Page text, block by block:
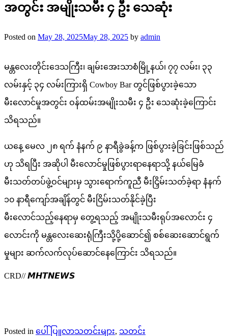
အတွင်း အမျိုးသမီး ၄ ဦး သေဆုံး
Posted on May 28, 2025May 28, 2025 by admin
မန္တလေးတိုင်းဒေသကြီး၊ ချမ်းအေးသာစံမြို့နယ်၊ ၇၇ လမ်း၊ ၃၃
လမ်းနှင့် ၃၄ လမ်းကြားရှိ Cowboy Bar တွင်ဖြစ်ပွားခဲ့သော
မီးလောင်မှုအတွင်း ဝန်ထမ်းအမျိုးသမီး ၄ ဦး သေဆုံးခဲ့ကြောင်း
သိရသည်။
ယနေ့ မေလ ၂၈ ရက် နံနက် ၉ နာရီခွဲခန့်က ဖြစ်ပွားခဲ့ခြင်းဖြစ်သည်
ဟု သိရပြီး အဆိုပါ မီးလောင်မှုဖြစ်ပွားရာနေရာသို့ နယ်မြေခံ
မီးသတ်တပ်ဖွဲ့ဝင်များမှ သွားရောက်ကူညီ မီးငြှိမ်းသတ်ခဲ့ရာ နံနက်
၁၀ နာရီကျော်အချိန်တွင် မီးငြိမ်းသတ်နိုင်ခဲ့ပြီး
မီးလောင်သည့်နေရာမှ တွေ့ရသည့် အမျိုးသမီးရုပ်အလောင်း ၄
လောင်းကို မန္တလေးဆေးရုံကြီးသို့ပို့ဆောင်၍ စစ်ဆေးဆောင်ရွက်
မှုများ ဆက်လက်လုပ်ဆောင်နေကြောင်း သိရသည်။
CRD// 𝙈𝙃𝙏𝙉𝙀𝙒𝙎
Posted in ပေါ်ပြူလာသတင်းများ, သတင်း